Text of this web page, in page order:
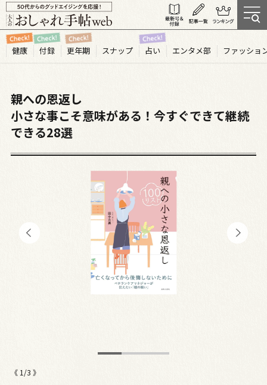
健康 付録 更年期 スナップ 占い エンタメ部 ファッショ
親への恩返し
小さな事こそ意味がある！今すぐできて継続
できる28選
《 1 /3 》